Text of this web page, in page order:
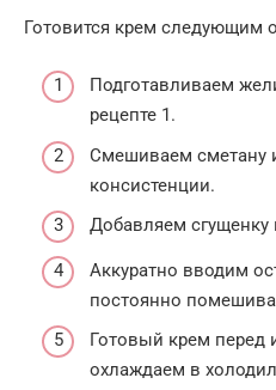
Готовится крем следующим
Подготавливаем
рецепте 1.
Смешиваем сметану
консистенции.
Добавляем сгущенку
Аккуратно вводим
постоянно
Готовый крем перед
охлаждаем в